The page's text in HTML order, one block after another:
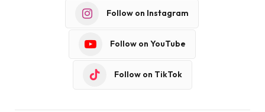
Follow on Instagram
Follow on YouTube
Follow on TikTok